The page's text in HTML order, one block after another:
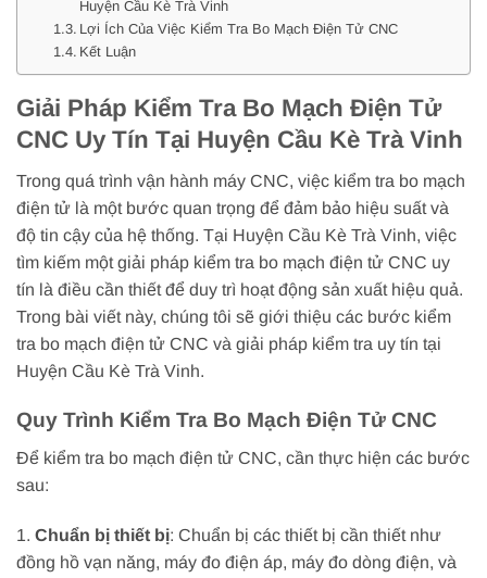
Huyện Cầu Kè Trà Vinh
Lợi Ích Của Việc Kiểm Tra Bo Mạch Điện Tử CNC
Kết Luận
Giải Pháp Kiểm Tra Bo Mạch Điện Tử
CNC Uy Tín Tại Huyện Cầu Kè Trà Vinh
Trong quá trình vận hành máy CNC, việc kiểm tra bo mạch
điện tử là một bước quan trọng để đảm bảo hiệu suất và
độ tin cậy của hệ thống. Tại Huyện Cầu Kè Trà Vinh, việc
tìm kiếm một giải pháp kiểm tra bo mạch điện tử CNC uy
tín là điều cần thiết để duy trì hoạt động sản xuất hiệu quả.
Trong bài viết này, chúng tôi sẽ giới thiệu các bước kiểm
tra bo mạch điện tử CNC và giải pháp kiểm tra uy tín tại
Huyện Cầu Kè Trà Vinh.
Quy Trình Kiểm Tra Bo Mạch Điện Tử CNC
Để kiểm tra bo mạch điện tử CNC, cần thực hiện các bước
sau:
1. Chuẩn bị thiết bị: Chuẩn bị các thiết bị cần thiết như
đồng hồ vạn năng, máy đo điện áp, máy đo dòng điện, và